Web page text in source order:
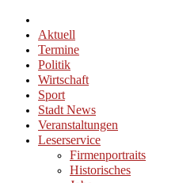
Aktuell
Termine
Politik
Wirtschaft
Sport
Stadt News
Veranstaltungen
Leserservice
Firmenportraits
Historisches